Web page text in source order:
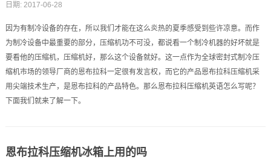
日期: 2017-06-28
因为有制冷设备的存在，所以我们才能在这么炎热的夏季感受到些许凉意。而作
为制冷设备中最重要的部分，压缩机功不可没，都说看一个制冷机器的好坏就是
要看他的压缩机，压缩机好，那么这个设备就好。这一点作为全球密封式制冷压
缩机市场的领导厂商的恩布拉科一定很有发言权，而它的产品恩布拉科压缩机采
用尖端技术生产，是恩布拉科的产品特色。那么恩布拉科压缩机英语怎么写呢？
下面我们就来了解一下。
恩布拉科压缩机冰箱上用的吗